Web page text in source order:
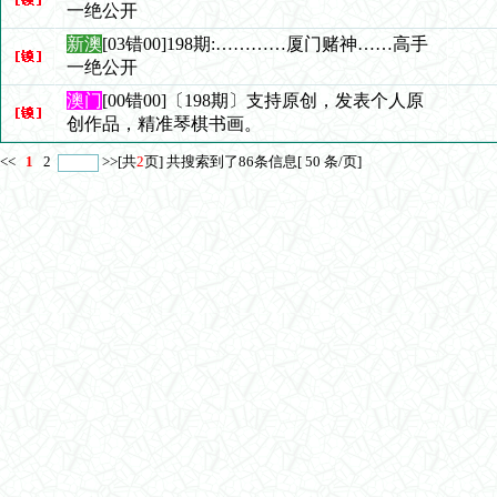
一绝公开
新澳[03错00]198期:…………厦门赌神……高手
一绝公开
澳门[00错00]〔198期〕支持原创，发表个人原
创作品，精准琴棋书画。
<< 1 2 >>[共2页] 共搜索到了86条信息[ 50 条/页]